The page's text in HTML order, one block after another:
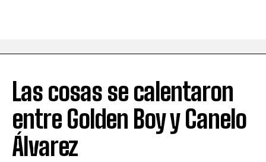
Las cosas se calentaron
entre Golden Boy y Canelo
Álvarez